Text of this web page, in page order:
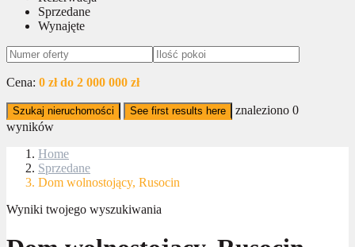
Sprzedane
Wynajęte
Cena: 0 zł do 2 000 000 zł
Szukaj nieruchomości See first results here znaleziono 0
wyników
Home
Sprzedane
Dom wolnostojący, Rusocin
Wyniki twojego wyszukiwania